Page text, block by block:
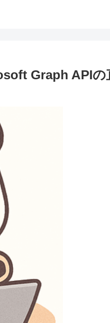
Graph APIの